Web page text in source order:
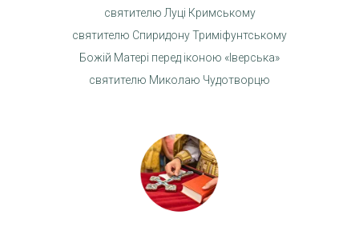
святителю Луці Кримському
святителю Спиридону Триміфунтському
Божій Матері перед іконою «Іверська»
святителю Миколаю Чудотворцю